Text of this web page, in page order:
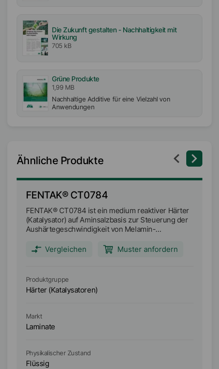
Die Zukunft gestalten - Nachhaltigkeit mit
Wirkung
705 kB
Grüne Produkte
1,99 MB
Nachhaltige Additive für eine Vielzahl von
Anwendungen
Ähnliche Produkte
FENTAK® CT0784
FENTAK® CT0784 ist ein medium reaktiver Härter
(Katalysator) auf Aminsalzbasis zur Steuerung der
Aushärtegeschwindigkeit von Melamin-
Papierlaminatherstellung.
Vergleichen Muster anfordern
Produktgruppe
Härter (Katalysatoren)
Markt
Laminate
Physikalischer Zustand
Flüssig